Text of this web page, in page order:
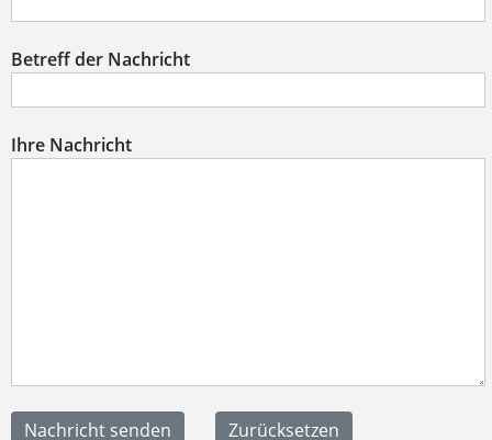
Betreff der Nachricht
Ihre Nachricht